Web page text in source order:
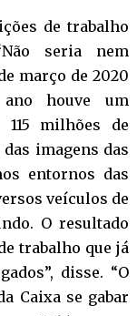
de trabalho
seria nem
março de 2020
houve um
milhões de
imagens das
entornos das
veículos de
O resultado
trabalho que já
disse. “O
Caixa se gabar